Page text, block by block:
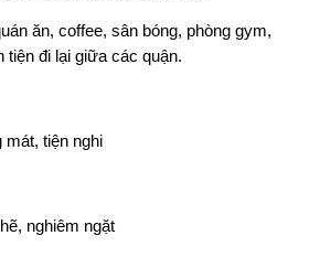
ăn, coffee, sân bóng, phòng gym,
tiện đi lại giữa các quận.
mát, tiện nghi
nghiêm ngặt